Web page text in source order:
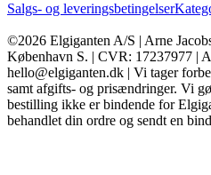
Salgs- og leveringsbetingelser
©2026 Elgiganten A/S | Arne
København S. | CVR: 17237977 |
hello@elgiganten.dk | Vi tager
samt afgifts- og prisændringer. Vi
bestilling ikke er bindende for
behandlet din ordre og sendt en